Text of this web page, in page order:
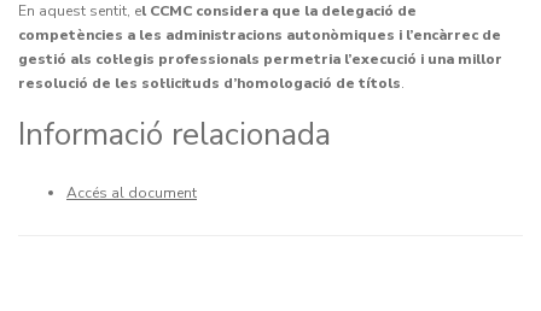
En aquest sentit, el CCMC considera que la delegació de
competències a les administracions autonòmiques i l’encàrrec de
gestió als col·legis professionals permetria l’execució i una millor
resolució de les sol·licituds d’homologació de títols.
Informació relacionada
Accés al document